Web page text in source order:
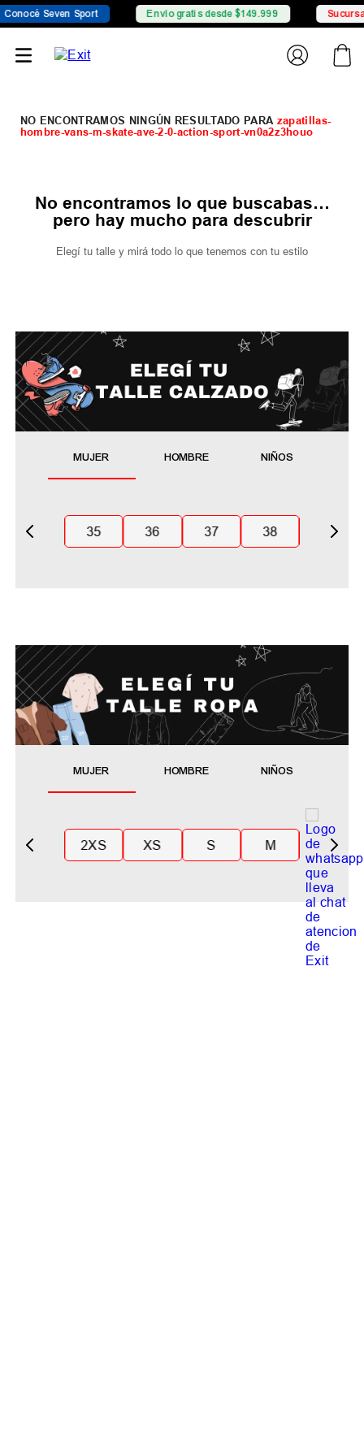
Seven Sport Envío gratis desde $149.999
zapatillas-
hombre-vans-m-skate-ave-2-0-action-sport-vn0a2z3houo
No encontramos lo que buscabas…
pero hay mucho para descubrir
Elegí tu talle y mirá todo lo que tenemos con tu estilo
MUJER HOMBRE NIÑOS
35 36 37 38
MUJER HOMBRE NIÑOS
2XS XS S M